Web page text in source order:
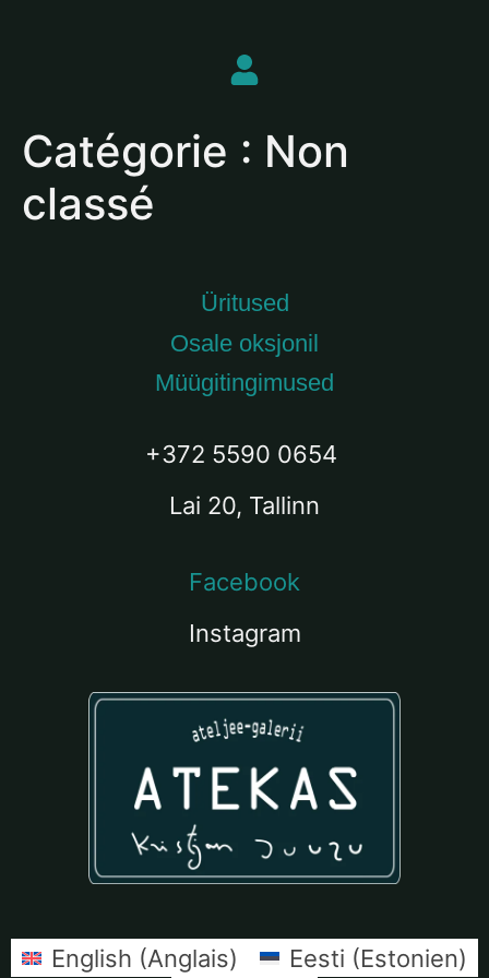
Catégorie : Non
classé
Üritused
Osale oksjonil
Müügitingimused
+372 5590 0654
Lai 20, Tallinn
Facebook
Instagram
English (Anglais) Eesti (Estonien)